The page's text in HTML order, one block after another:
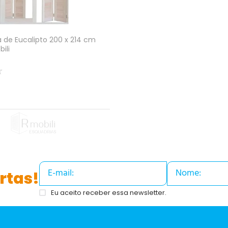
de Eucalipto 200 x 214 cm
Eu aceito receber essa newsletter.